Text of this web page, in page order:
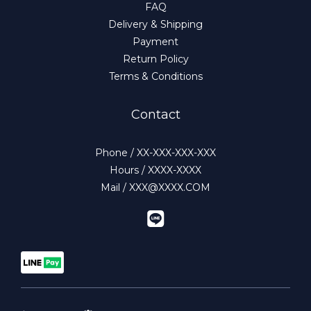
FAQ
Delivery & Shipping
Payment
Return Policy
Terms & Conditions
Contact
Phone / XX-XXX-XXX-XXX
Hours / XXXX-XXXX
Mail / XXX@XXXX.COM